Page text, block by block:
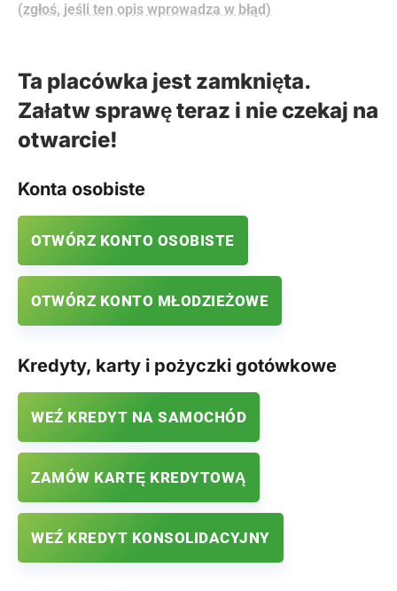
(zgłoś, jeśli ten opis wprowadza w błąd)
Ta placówka jest zamknięta.
Załatw sprawę teraz i nie czekaj na
otwarcie!
Konta osobiste
OTWÓRZ KONTO OSOBISTE
OTWÓRZ KONTO MŁODZIEŻOWE
Kredyty, karty i pożyczki gotówkowe
WEŹ KREDYT NA SAMOCHÓD
ZAMÓW KARTĘ KREDYTOWĄ
WEŹ KREDYT KONSOLIDACYJNY